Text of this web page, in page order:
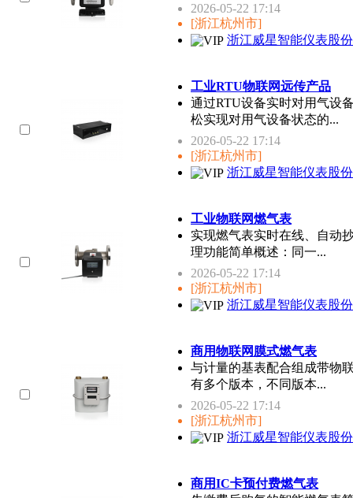
2026-05-22 17:14
[浙江杭州市]
浙江威星智能仪表股
工业RTU物联网远传产品
通过RTU设备实时对用气设
松实现对用气设备状态的...
2026-05-22 17:14
[浙江杭州市]
浙江威星智能仪表股
工业物联网燃气表
实现燃气表实时在线、自动
理功能简单概述：同一...
2026-05-22 17:14
[浙江杭州市]
浙江威星智能仪表股
商用物联网膜式燃气表
与计量的基表配合组成带物
有多个版本，不同版本...
2026-05-22 17:14
[浙江杭州市]
浙江威星智能仪表股
商用IC卡预付费燃气表